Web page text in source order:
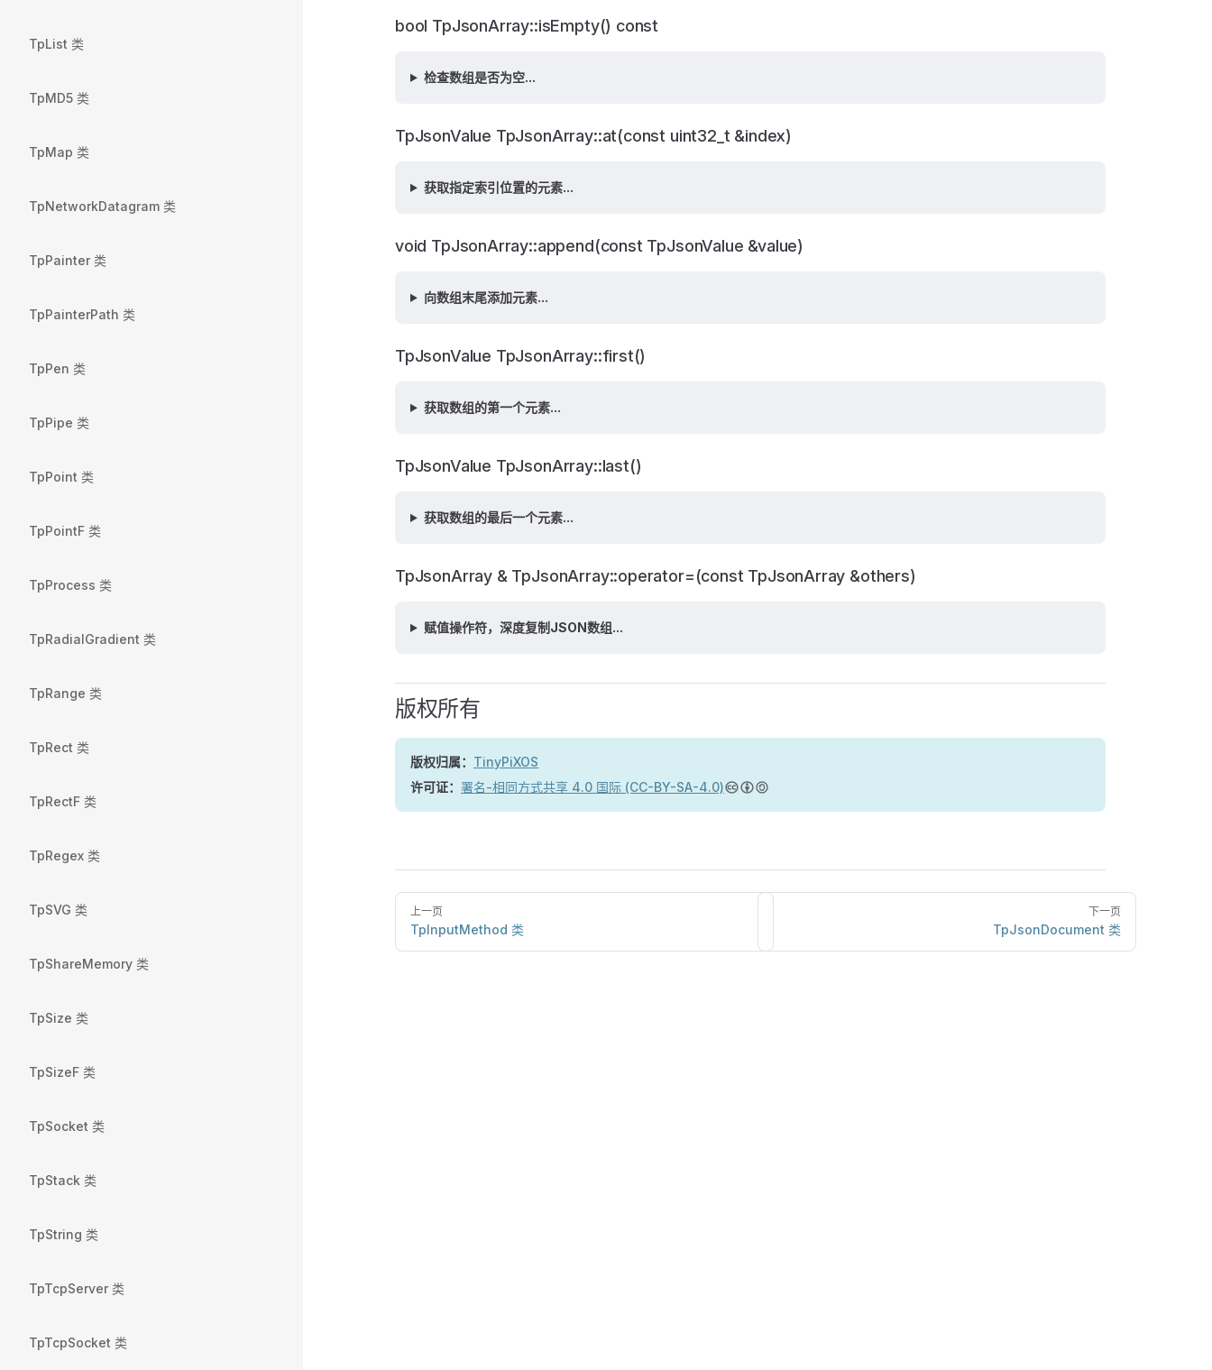
TpList 类
TpMD5 类
TpMap 类
TpNetworkDatagram 类
TpPainter 类
TpPainterPath 类
TpPen 类
TpPipe 类
TpPoint 类
TpPointF 类
TpProcess 类
TpRadialGradient 类
TpRange 类
TpRect 类
TpRectF 类
TpRegex 类
TpSVG 类
TpShareMemory 类
TpSize 类
TpSizeF 类
TpSocket 类
TpStack 类
TpString 类
TpTcpServer 类
TpTcpSocket 类
bool TpJsonArray::isEmpty() const
检查数组是否为空...
TpJsonValue TpJsonArray::at(const uint32_t &index)
获取指定索引位置的元素...
void TpJsonArray::append(const TpJsonValue &value)
向数组末尾添加元素...
TpJsonValue TpJsonArray::first()
获取数组的第一个元素...
TpJsonValue TpJsonArray::last()
获取数组的最后一个元素...
TpJsonArray & TpJsonArray::operator=(const TpJsonArray &others)
赋值操作符，深度复制JSON数组...
版权所有
版权归属： TinyPiXOS
许可证： 署名-相同方式共享 4.0 国际 (CC-BY-SA-4.0)
上一页
TpInputMethod 类
下一页
TpJsonDocument 类